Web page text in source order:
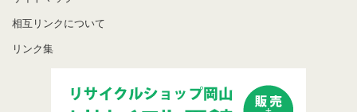
相互リンクについて
リンク集